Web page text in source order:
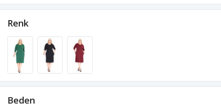
Renk
Beden